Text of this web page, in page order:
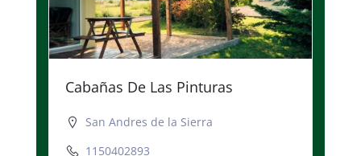
Cabañas De Las Pinturas
San Andres de la Sierra
1150402893